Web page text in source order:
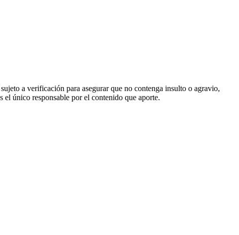
a verificación para asegurar que no contenga insulto o agravio,
el único responsable por el contenido que aporte.